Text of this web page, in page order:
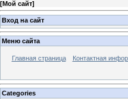
[Мой сайт]
Вход на сайт
Меню сайта
Главная страница Контактная
Categories